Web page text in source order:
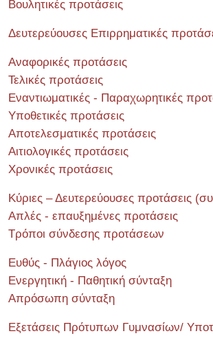
Βουλητικές προτάσεις
Δευτερεύουσες Επιρρηματικές
Αναφορικές προτάσεις
Τελικές προτάσεις
Εναντιωματικές - Παραχωρητικές
Υποθετικές προτάσεις
Αποτελεσματικές προτάσεις
Αιτιολογικές προτάσεις
Χρονικές προτάσεις
Κύριες – Δευτερεύουσες προτάσεις
Απλές - επαυξημένες προτάσεις
Τρόποι σύνδεσης προτάσεων
Ευθύς - Πλάγιος λόγος
Ενεργητική - Παθητική σύνταξη
Απρόσωπη σύνταξη
Εξετάσεις Πρότυπων Γυμνασίων/